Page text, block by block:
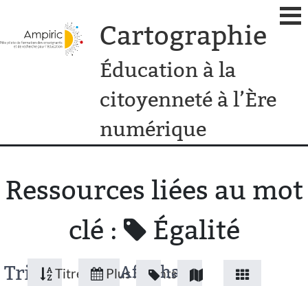
Cartographie
Éducation à la
citoyenneté à l’Ère
numérique
Ressources liées au mot
clé :
Égalité
Tri
Titres Plus récents
Affichage